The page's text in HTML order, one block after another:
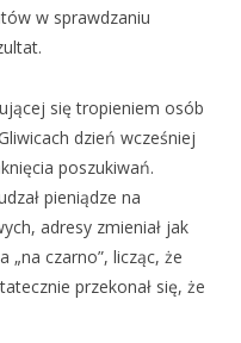
w sprawdzaniu
się tropieniem osób
dzień wcześniej
poszukiwań.
pieniądze na
adresy zmieniał jak
„na czarno”, licząc, że
przekonał się, że